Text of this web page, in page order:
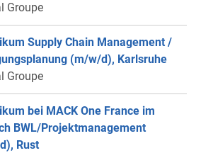
Groupe
Supply Chain Management /
(m/w/d), Karlsruhe
Groupe
bei MACK One France im
BWL/Projektmanagement
Rust